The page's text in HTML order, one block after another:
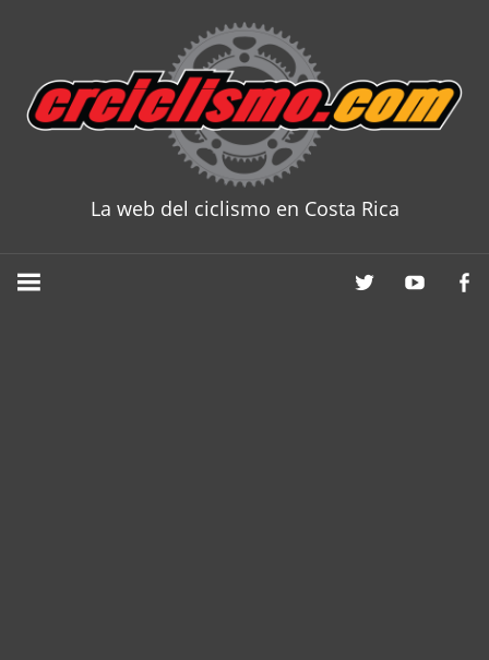
content
La web del ciclismo en Costa Rica